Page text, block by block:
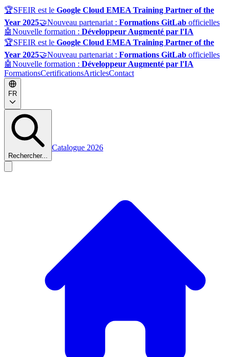
🏆SFEIR est le Google Cloud EMEA Training Partner of the
Year 2025🤝Nouveau partenariat : Formations GitLab officielles
🤖Nouvelle formation : Développeur Augmenté par l'IA
🏆SFEIR est le Google Cloud EMEA Training Partner of the
Year 2025🤝Nouveau partenariat : Formations GitLab officielles
🤖Nouvelle formation : Développeur Augmenté par l'IA
FormationsCertificationsArticlesContact
FR
Rechercher...
Catalogue 2026